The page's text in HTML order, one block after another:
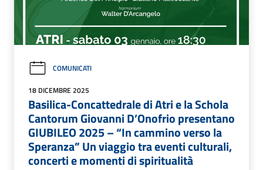
COMUNICATI
18 DICEMBRE 2025
Basilica-Concattedrale di Atri e la Schola
Cantorum Giovanni D’Onofrio presentano
GIUBILEO 2025 – “In cammino verso la
Speranza” Un viaggio tra eventi culturali,
concerti e momenti di spiritualità